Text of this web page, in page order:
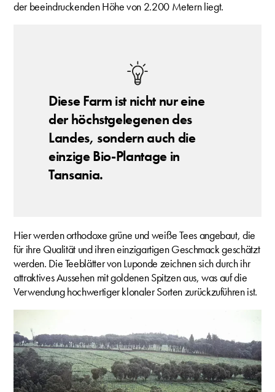
der beeindruckenden Höhe von 2.200 Metern liegt.
Diese Farm ist nicht nur eine
der höchstgelegenen des
Landes, sondern auch die
einzige Bio-Plantage in
Tansania.
Hier werden orthodoxe grüne und weiße Tees angebaut, die
für ihre Qualität und ihren einzigartigen Geschmack geschätzt
werden. Die Teeblätter von Luponde zeichnen sich durch ihr
attraktives Aussehen mit goldenen Spitzen aus, was auf die
Verwendung hochwertiger klonaler Sorten zurückzuführen ist.